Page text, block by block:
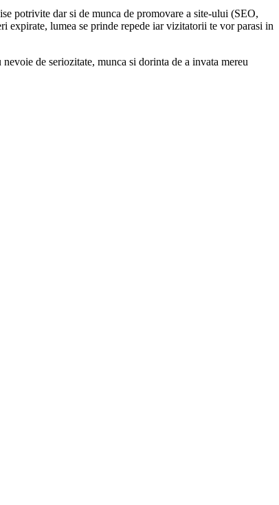
potrivite dar si de munca de promovare a site-ului (SEO,
expirate, lumea se prinde repede iar vizitatorii te vor parasi in
de seriozitate, munca si dorinta de a invata mereu